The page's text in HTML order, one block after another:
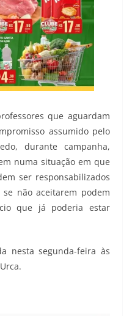
que aguardam
assumido pelo
durante campanha,
numa situação em que
ser responsabilizados
não aceitarem podem
que já poderia estar
nesta segunda-feira às